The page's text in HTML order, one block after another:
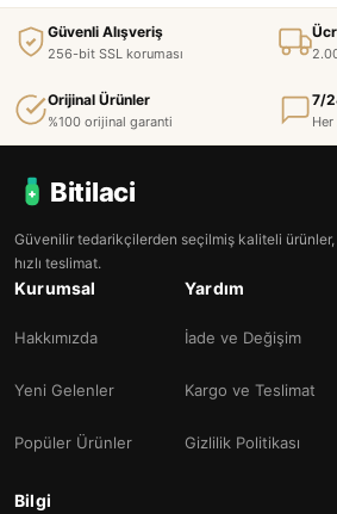
Güvenli Alışveriş
256-bit SSL koruması
Orijinal Ürünler
%100 orijinal garanti
7/
Her
Bitilaci
Güvenilir tedarikçilerden seçilmiş kaliteli
hızlı teslimat.
Kurumsal
Hakkımızda
Yeni Gelenler
Popüler Ürünler
Yardım
İade ve Değişim
Kargo ve Teslimat
Gizlilik Politikası
Bilgi